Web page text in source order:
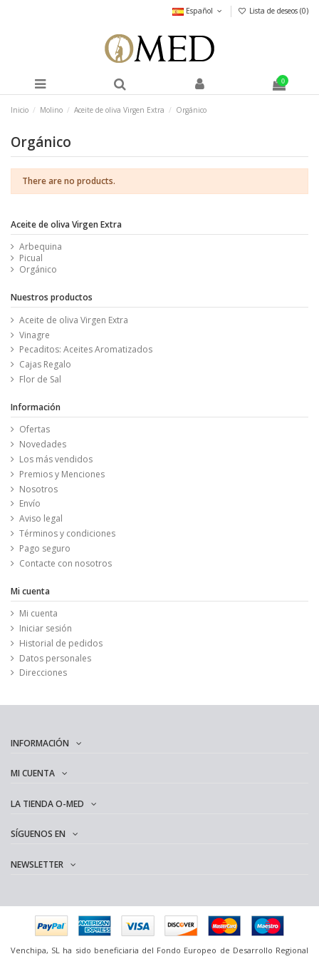
Español Lista de deseos (0)
0
Inicio Molino Aceite de oliva Virgen Extra Orgánico
Orgánico
There are no products.
Aceite de oliva Virgen Extra
Arbequina
Picual
Orgánico
Nuestros productos
Aceite de oliva Virgen Extra
Vinagre
Pecaditos: Aceites Aromatizados
Cajas Regalo
Flor de Sal
Información
Ofertas
Novedades
Los más vendidos
Premios y Menciones
Nosotros
Envío
Aviso legal
Términos y condiciones
Pago seguro
Contacte con nosotros
Mi cuenta
Mi cuenta
Iniciar sesión
Historial de pedidos
Datos personales
Direcciones
INFORMACIÓN
MI CUENTA
LA TIENDA O-MED
SÍGUENOS EN
NEWSLETTER
Venchipa, SL ha sido beneficiaria del Fondo Europeo de Desarrollo Regional